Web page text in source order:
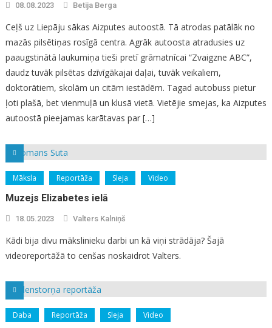
08.08.2023 Betija Berga
Ceļš uz Liepāju sākas Aizputes autoostā. Tā atrodas patālāk no
mazās pilsētiņas rosīgā centra. Agrāk autoosta atradusies uz
paaugstinātā laukumiņa tieši pretī grāmatnīcai “Zvaigzne ABC”,
daudz tuvāk pilsētas dzīvīgākajai daļai, tuvāk veikaliem,
doktorātiem, skolām un citām iestādēm. Tagad autobuss pietur
ļoti plašā, bet vienmuļā un klusā vietā. Vietējie smejas, ka Aizputes
autoostā pieejamas karātavas par […]
Māksla Reportāža Sleja Video
Muzejs Elizabetes ielā
18.05.2023 Valters Kalniņš
Kādi bija divu mākslinieku darbi un kā viņi strādāja? Šajā
videoreportāžā to cenšas noskaidrot Valters.
Daba Reportāža Sleja Video